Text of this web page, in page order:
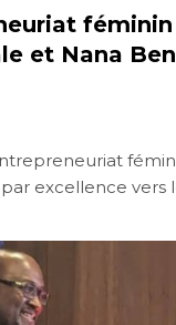
et Nana
par excellence